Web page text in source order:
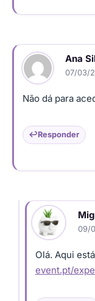
Ana
07/03/
Não dá para
Responder
09/
Olá. Aqui
event.pt/